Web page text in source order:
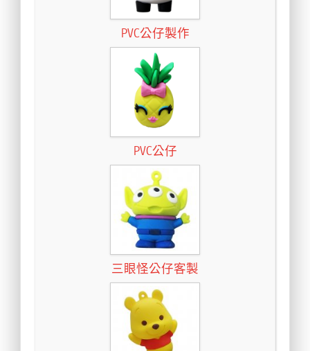
PVC公仔製作
PVC公仔
三眼怪公仔客製